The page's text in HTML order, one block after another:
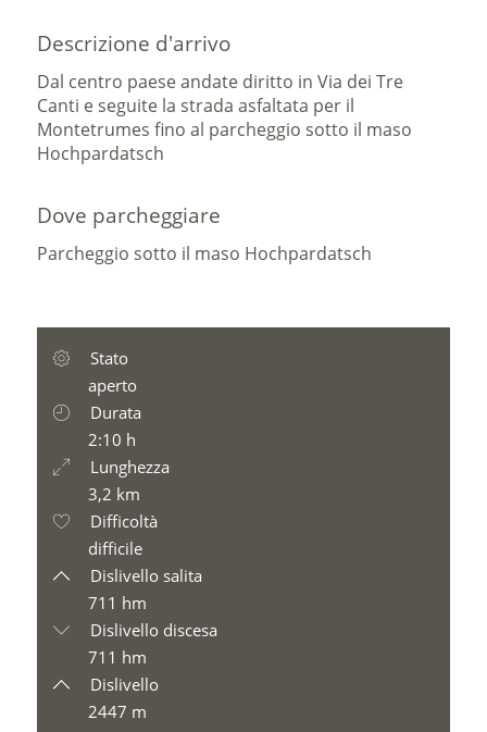
Descrizione d'arrivo
Dal centro paese andate diritto in Via dei Tre
Canti e seguite la strada asfaltata per il
Montetrumes fino al parcheggio sotto il maso
Hochpardatsch
Dove parcheggiare
Parcheggio sotto il maso Hochpardatsch
Stato
aperto
Durata
2:10 h
Lunghezza
3,2 km
Difficoltà
difficile
Dislivello salita
711 hm
Dislivello discesa
711 hm
Dislivello
2447 m